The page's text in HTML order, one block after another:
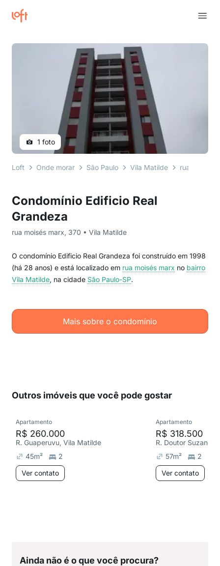
Condomínio Edificio Real
Grandeza
rua moisés marx, 370 • Vila Matilde
O condomínio Edificio Real Grandeza foi construído em 1998
(há 28 anos) e está localizado em rua moisés marx no bairro
Vila Matilde, na cidade São Paulo-SP.
Mais sobre o condomínio
1 foto
Loft Onde morar São Paulo Vila Matilde rua moisés
Outros imóveis que você pode gostar
Apartamento
R$ 260.000
R. Guaperuvu, Vila Matilde
45m²
2
Ver contato
Apartamento
R$ 318.500
57m²
2
Ver contato
Ainda não é o que você procura?